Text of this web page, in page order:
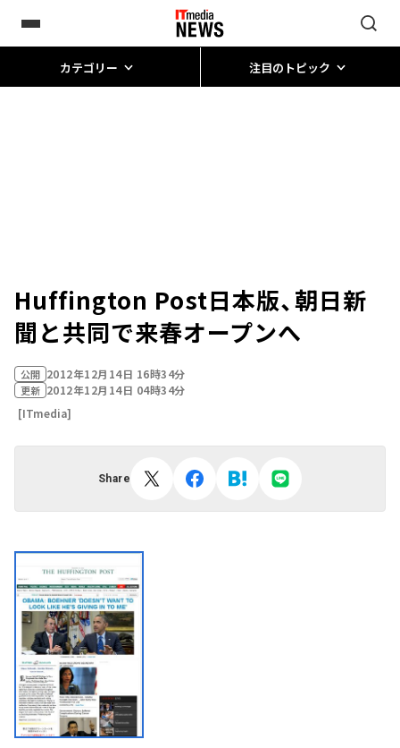
カテゴリー 注目のトピック
Huffington Post日本版、朝日新
聞と共同で来春オープンへ
公開 2012年12月14日 16時34分
更新 2012年12月14日 04時34分
[ITmedia]
Share